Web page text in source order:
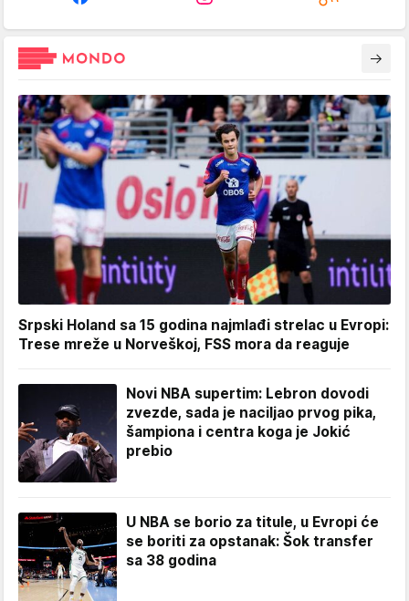
Srpski Holand sa 15 godina najmlađi strelac u Evropi:
Trese mreže u Norveškoj, FSS mora da reaguje
Novi NBA supertim: Lebron dovodi
zvezde, sada je naciljao prvog pika,
šampiona i centra koga je Jokić
prebio
U NBA se borio za titule, u Evropi će
se boriti za opstanak: Šok transfer
sa 38 godina